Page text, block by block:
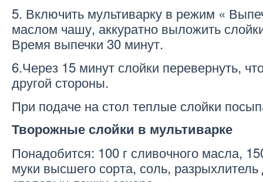
5. Включить мультиварку в режим «
маслом чашу, аккуратно выложить
Время выпечки 30 минут.
6.Через 15 минут слойки перевернуть,
другой стороны.
При подаче на стол теплые слойки
Творожные слойки в мультиварке
Понадобится: 100 г сливочного масла,
муки высшего сорта, соль, разрыхлитель